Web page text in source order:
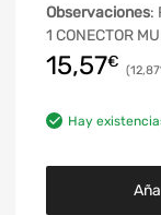
Observaciones:
1 CONECTOR
15,57€ 12,87
Hay